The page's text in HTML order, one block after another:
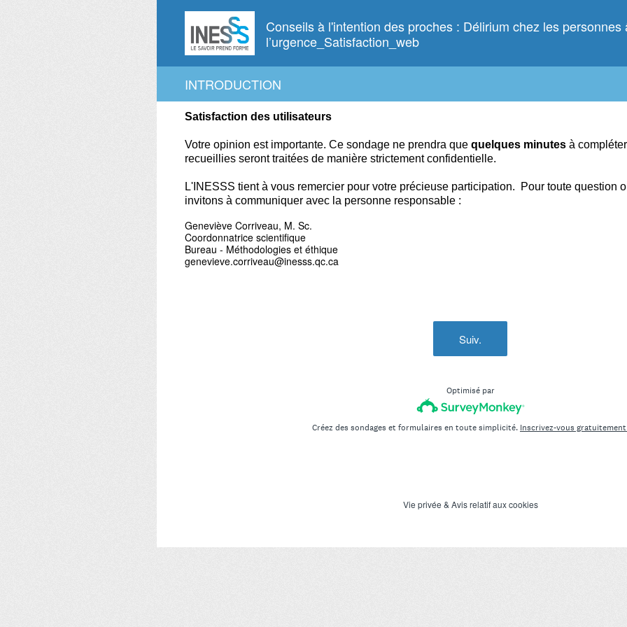
Conseils à l'intention des proches : Délirium chez les personnes
l’urgence_Satisfaction_web
INTRODUCTION
Satisfaction des utilisateurs
Votre opinion est importante. Ce sondage ne prendra que quelques minutes à
recueillies seront traitées de manière strictement confidentielle.
L'INESSS tient à vous remercier pour votre précieuse participation.
Pour toute question
invitons à communiquer avec la personne responsable :
Geneviève Corriveau, M. Sc.
Coordonnatrice scientifique
Bureau - Méthodologies et éthique
genevieve.corriveau@inesss.qc.ca
Suiv.
Optimisé par
Créez des sondages et formulaires en toute simplicité. Inscrivez-vous
Vie privée & Avis relatif aux cookies